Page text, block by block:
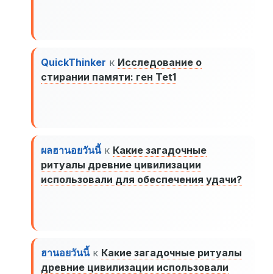
QuickThinker к Исследование о
стирании памяти: ген Tet1
ผลฮานอยวันนี้к Какие загадочные
ритуалы древние цивилизации
использовали для обеспечения удачи?
ฮานอยวันนี้к Какие загадочные ритуалы
древние цивилизации использовали